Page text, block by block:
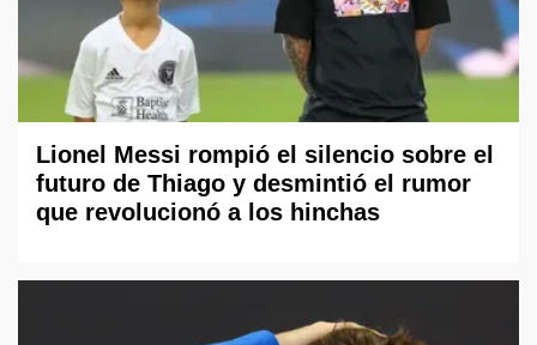
Lionel Messi rompió el silencio sobre el
futuro de Thiago y desmintió el rumor
que revolucionó a los hinchas